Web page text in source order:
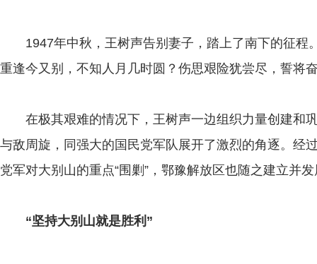
1947年中秋，王树声告别妻子，踏上了南下的征程
重逢今又别，不知人月几时圆？伤思艰险犹尝尽，誓将
在极其艰难的情况下，王树声一边组织力量创建和
与敌周旋，同强大的国民党军队展开了激烈的角逐。经
党军对大别山的重点“围剿”，鄂豫解放区也随之建立并
“坚持大别山就是胜利”